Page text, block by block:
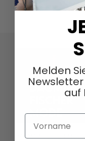
DAGMARFISCHER
Melden
auf
Vorname